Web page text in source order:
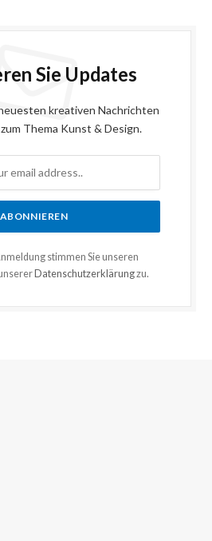
Sie Updates
kreativen Nachrichten
Thema Kunst & Design.
stimmen Sie unseren
Datenschutzerklärungzu.